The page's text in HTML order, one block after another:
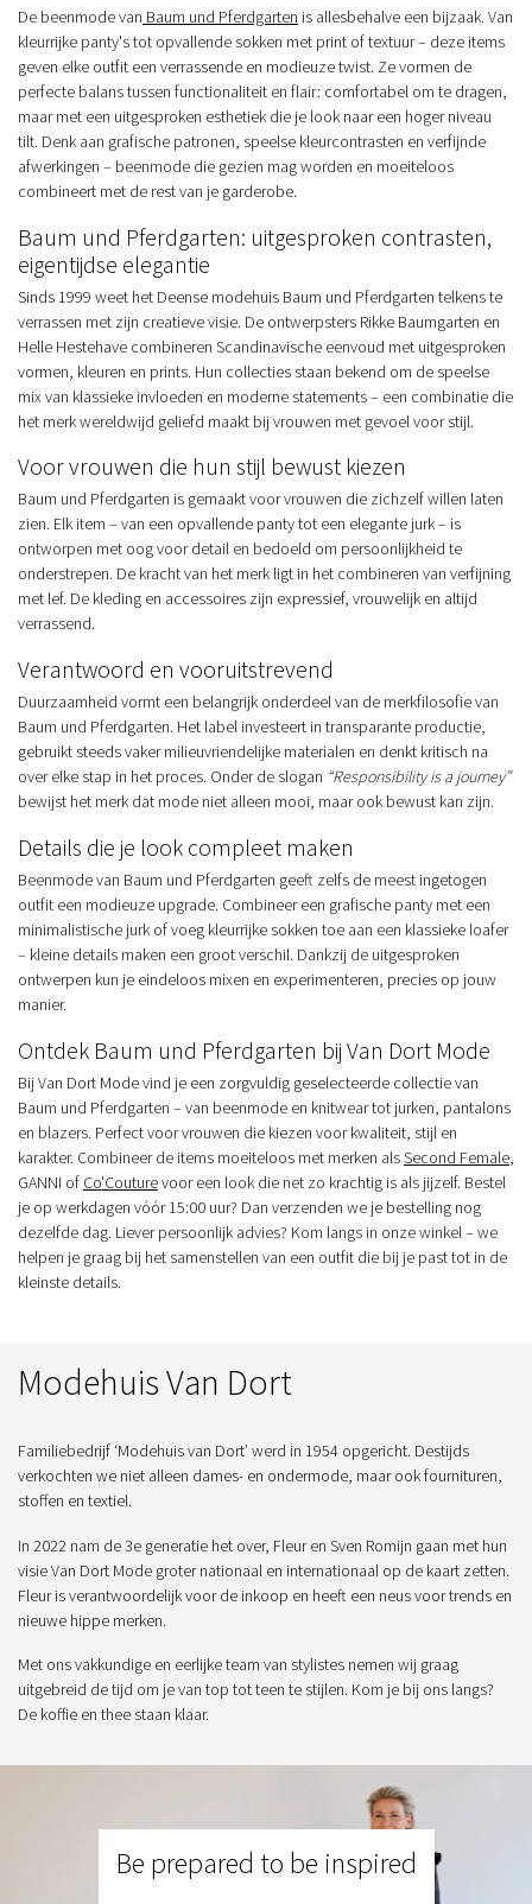
De beenmode van Baum und Pferdgarten is allesbehalve een bijzaak. Van
kleurrijke panty's tot opvallende sokken met print of textuur – deze items
geven elke outfit een verrassende en modieuze twist. Ze vormen de
perfecte balans tussen functionaliteit en flair: comfortabel om te dragen,
maar met een uitgesproken esthetiek die je look naar een hoger niveau
tilt. Denk aan grafische patronen, speelse kleurcontrasten en verfijnde
afwerkingen – beenmode die gezien mag worden en moeiteloos
combineert met de rest van je garderobe.
Baum und Pferdgarten: uitgesproken contrasten,
eigentijdse elegantie
Sinds 1999 weet het Deense modehuis Baum und Pferdgarten telkens te
verrassen met zijn creatieve visie. De ontwerpsters Rikke Baumgarten en
Helle Hestehave combineren Scandinavische eenvoud met uitgesproken
vormen, kleuren en prints. Hun collecties staan bekend om de speelse
mix van klassieke invloeden en moderne statements – een combinatie die
het merk wereldwijd geliefd maakt bij vrouwen met gevoel voor stijl.
Voor vrouwen die hun stijl bewust kiezen
Baum und Pferdgarten is gemaakt voor vrouwen die zichzelf willen laten
zien. Elk item – van een opvallende panty tot een elegante jurk – is
ontworpen met oog voor detail en bedoeld om persoonlijkheid te
onderstrepen. De kracht van het merk ligt in het combineren van verfijning
met lef. De kleding en accessoires zijn expressief, vrouwelijk en altijd
verrassend.
Verantwoord en vooruitstrevend
Duurzaamheid vormt een belangrijk onderdeel van de merkfilosofie van
Baum und Pferdgarten. Het label investeert in transparante productie,
gebruikt steeds vaker milieuvriendelijke materialen en denkt kritisch na
over elke stap in het proces. Onder de slogan “Responsibility is a journey”
bewijst het merk dat mode niet alleen mooi, maar ook bewust kan zijn.
Details die je look compleet maken
Beenmode van Baum und Pferdgarten geeft zelfs de meest ingetogen
outfit een modieuze upgrade. Combineer een grafische panty met een
minimalistische jurk of voeg kleurrijke sokken toe aan een klassieke loafer
– kleine details maken een groot verschil. Dankzij de uitgesproken
ontwerpen kun je eindeloos mixen en experimenteren, precies op jouw
manier.
Ontdek Baum und Pferdgarten bij Van Dort Mode
Bij Van Dort Mode vind je een zorgvuldig geselecteerde collectie van
Baum und Pferdgarten – van beenmode en knitwear tot jurken, pantalons
en blazers. Perfect voor vrouwen die kiezen voor kwaliteit, stijl en
karakter. Combineer de items moeiteloos met merken alsSecond Female,
GANNI of Co'Couturevoor een look die net zo krachtig is als jijzelf. Bestel
je op werkdagen vóór 15:00 uur? Dan verzenden we je bestelling nog
dezelfde dag. Liever persoonlijk advies? Kom langs in onze winkel – we
helpen je graag bij het samenstellen van een outfit die bij je past tot in de
kleinste details.
Modehuis Van Dort
Familiebedrijf ‘Modehuis van Dort’ werd in 1954 opgericht. Destijds
verkochten we niet alleen dames- en ondermode, maar ook fournituren,
stoffen en textiel.
In 2022 nam de 3e generatie het over, Fleur en Sven Romijn gaan met hun
visie Van Dort Mode groter nationaal en internationaal op de kaart zetten.
Fleur is verantwoordelijk voor de inkoop en heeft een neus voor trends en
nieuwe hippe merken.
Met ons vakkundige en eerlijke team van stylistes nemen wij graag
uitgebreid de tijd om je van top tot teen te stijlen. Kom je bij ons langs?
De koffie en thee staan klaar.
Be prepared to be inspired